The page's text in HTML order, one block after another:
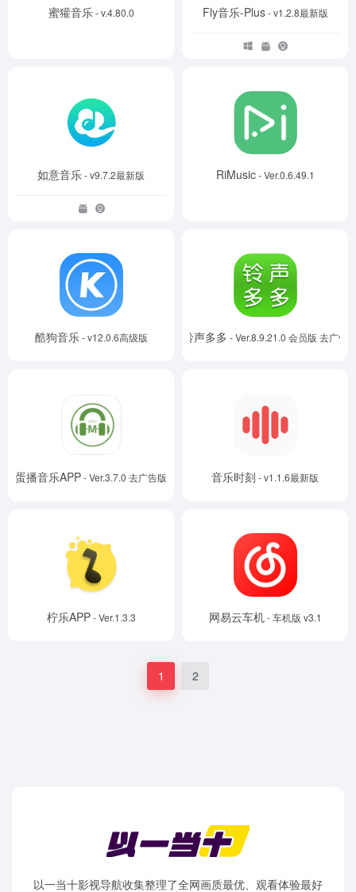
蜜獾音乐- v.4.80.0 Fly音乐-Plus- v1.2.8最新版
如意音乐- v9.7.2最新版 RiMusic- Ver.0.6.49.1
酷狗音乐- v12.0.6高级版 铃声多多 - Ver.8.9.21.0 会员版 去广告
蛋播音乐APP- Ver.3.7.0 去广告版 音乐时刻 - v1.1.6最新版
柠乐APP- Ver.1.3.3 网易云车机- 车机版 v3.1
1 2
以一当十影视导航收集整理了全网画质最优、观看体验最好